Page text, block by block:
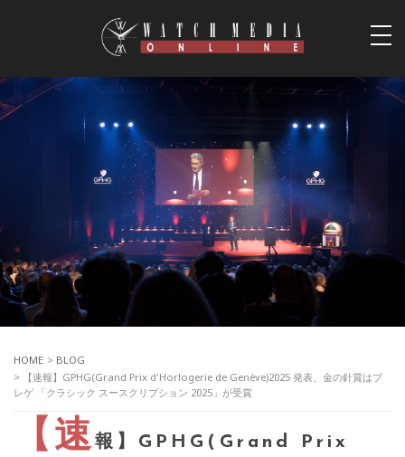
HOME > BLOG
> 【速報】GPHG(Grand Prix d'Horlogerie de Genève)2025 発表、金の針賞はブ
レゲ 「クラシック スースクリプション 2025」が受賞
【速報】GPHG(Grand Prix